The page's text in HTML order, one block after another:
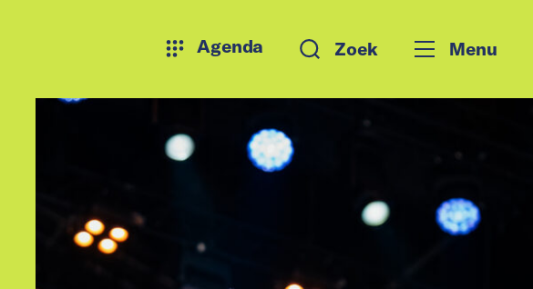
Agenda Zoek Menu